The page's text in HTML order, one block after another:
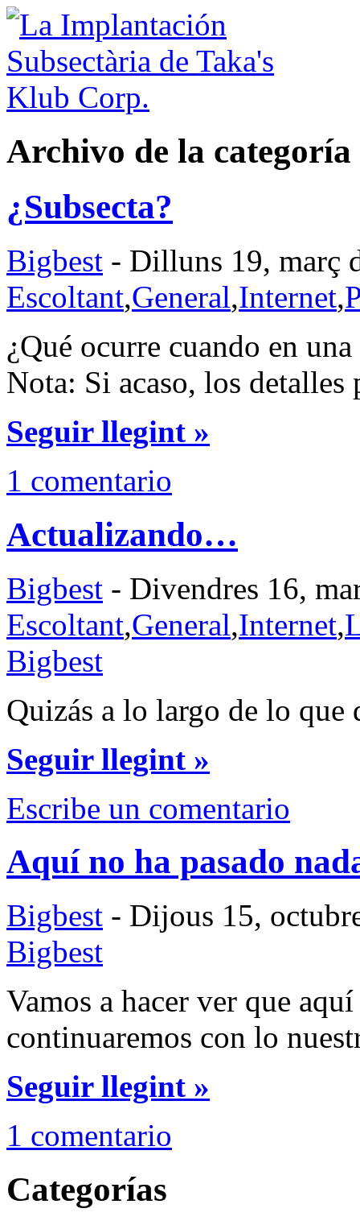
Archivo de la categoría
¿Subsecta?
Bigbest - Dilluns 19, març
Escoltant,General,Internet,
¿Qué ocurre cuando en
Nota: Si acaso, los
Seguir llegint »
1 comentario
Actualizando…
Bigbest - Divendres 16,
Escoltant,General,Internet,
Bigbest
Quizás a lo largo de lo
Seguir llegint »
Escribe un comentario
Aquí no ha pasado
Bigbest - Dijous 15,
Bigbest
Vamos a hacer ver que
continuaremos con lo
Seguir llegint »
1 comentario
Categorías